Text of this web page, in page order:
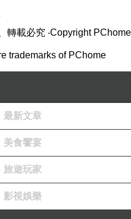
轉載必究 ‧Copyright PChome
trademarks of PChome
最新文章
美食饗宴
旅遊玩家
影視娛樂